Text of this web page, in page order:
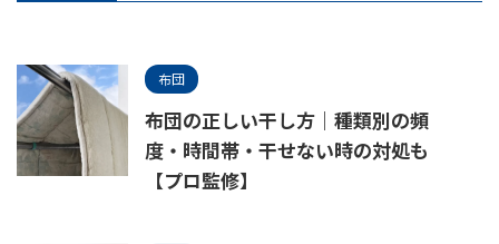
布団
布団の正しい干し方｜種類別の頻
度・時間帯・干せない時の対処も
【プロ監修】